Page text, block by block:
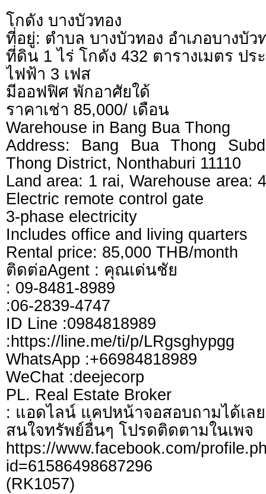
โกดัง บางบัวทอง
ที่อยู่: ตำบล บางบัวทอง อำเภอบางบั
ที่ดิน 1 ไร่ โกดัง 432 ตารางเมตร ป
ไฟฟ้า 3 เฟส
มีออฟฟิศ พักอาศัยใด้
ราคาเช่า 85,000/ เดือน
Warehouse in Bang Bua Thong
Address: Bang Bua Thong
Thong District, Nonthaburi 11110
Land area: 1 rai, Warehouse area:
Electric remote control gate
3-phase electricity
Includes office and living quarters
Rental price: 85,000 THB/month
ติดต่อAgent : คุณเด่นชัย
: 09-8481-8989
:06-2839-4747
ID Line :0984818989
:https://line.me/ti/p/LRgsghypgg
WhatsApp :+66984818989
WeChat :deejecorp
PL. Real Estate Broker
: แอดไลน์ แคปหน้าจอสอบถามได้เล
สนใจทรัพย์อื่นๆ โปรดติดตามในเพจ
https://www.facebook.com/
id=61586498687296
(RK1057)